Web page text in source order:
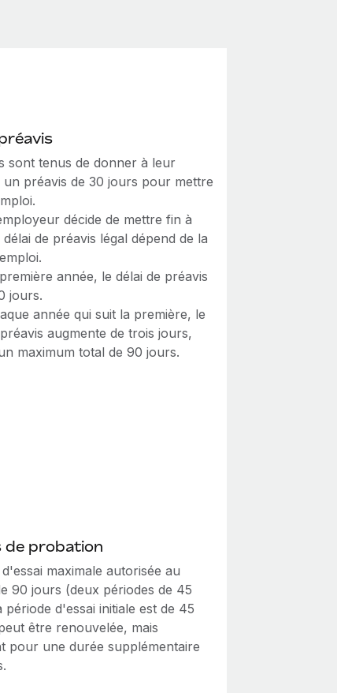
sont tenus de donner à leur
préavis de 30 jours pour mettre
décide de mettre fin à
de préavis légal dépend de la
année, le délai de préavis
jours.
année qui suit la première, le
augmente de trois jours,
maximum total de 90 jours.
de probation
maximale autorisée au
90 jours (deux périodes de 45
période d'essai initiale est de 45
être renouvelée, mais
pour une durée supplémentaire